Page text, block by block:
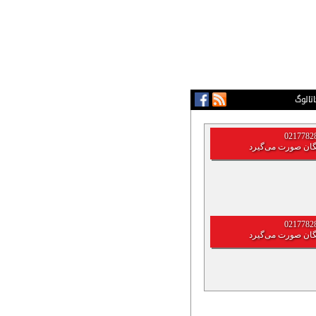
صورت می‌گیرد
صورت می‌گیرد